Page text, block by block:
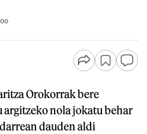
Orokorrak bere
nola jokatu behar
dauden aldi